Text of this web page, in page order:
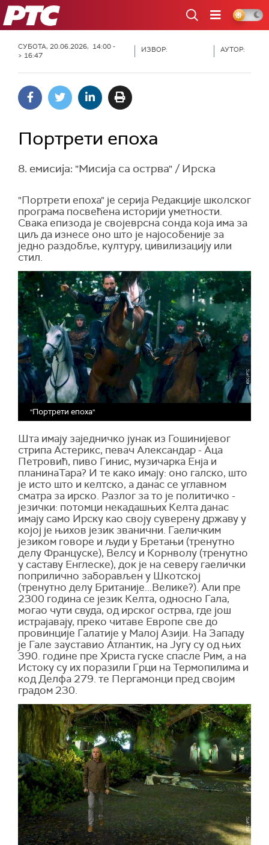
РТС
СУБОТА, 20.06.2026, 14:00 -
> 16:47
ИЗВОР: АУТОР:
Портрети епоха
8. емисија: "Мисија са острва" / Ирска
"Портрети епоха" је серија Редакције школског
програма посвећена историји уметности.
Свака епизода је својеврсна сонда која има за
циљ да изнесе оно што је најособеније за
једно раздобље, културу, цивилизацију или
стил.
"Портрети епоха"
Шта имају заједничко јунак из Гошинијевог
стрипа Астерикс, певач Александар - Аца
Петровић, пиво Гинис, музичарка Енја и
планинаТара? И те како имају: оно галско, што
је исто што и келтско, а данас се углавном
сматра за ирско. Разлог за то је политичко -
језички: потомци некадашњих Келта данас
имају само Ирску као своју суверену државу у
којој је њихов језик званични. Гаеличким
језиком говоре и људи у Бретањи (тренутно
делу Француске), Велсу и Корнволу (тренутно
у саставу Енглеске), док је на северу гаелички
поприлично заборављен у Шкотској
(тренутно делу Британије...Велике?). Али пре
2300 година се језик Келта, односно Гала,
могао чути свуда, од ирског острва, где још
истрајавају, преко читаве Европе све до
провинције Галатије у Малој Азији. На Западу
је Гале зауставио Атлантик, на Југу су од њих
390. године пре Христа гуске спасле Рим, а на
Истоку су их поразили Грци на Термопилима и
код Делфа 279. те Пергамонци пред својим
градом 230.